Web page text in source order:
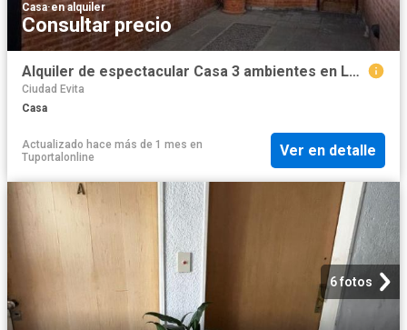
Casa·en alquiler
Consultar precio
Alquiler de espectacular Casa 3 ambientes en La Matanza Ciudad Evita
Ciudad Evita
Casa
Actualizado hace más de 1 mes en
Tuportalonline
Ver en detalle
6 fotos